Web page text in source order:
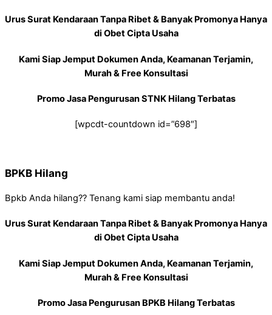
Urus Surat Kendaraan Tanpa Ribet & Banyak Promonya Hanya
di Obet Cipta Usaha
Kami Siap Jemput Dokumen Anda, Keamanan Terjamin,
Murah & Free Konsultasi
Promo Jasa Pengurusan STNK Hilang Terbatas
[wpcdt-countdown id=”698″]
BPKB Hilang
Bpkb Anda hilang?? Tenang kami siap membantu anda!
Urus Surat Kendaraan Tanpa Ribet & Banyak Promonya Hanya
di Obet Cipta Usaha
Kami Siap Jemput Dokumen Anda, Keamanan Terjamin,
Murah & Free Konsultasi
Promo Jasa Pengurusan BPKB Hilang Terbatas